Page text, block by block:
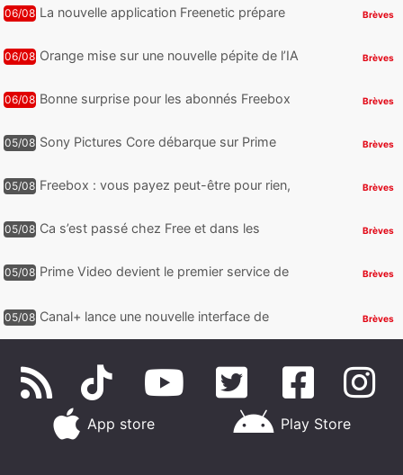
06/08 La nouvelle application Freenetic prépare
Brèves
06/08 Orange mise sur une nouvelle pépite de l’IA Brèves
06/08 Bonne surprise pour les abonnés Freebox
Brèves
05/08 Sony Pictures Core débarque sur Prime
Brèves
05/08 Freebox : vous payez peut-être pour rien,
Brèves
05/08 Ca s’est passé chez Free et dans les
Brèves
05/08 Prime Video devient le premier service de
Brèves
05/08 Canal+ lance une nouvelle interface de
Brèves
App store Play Store